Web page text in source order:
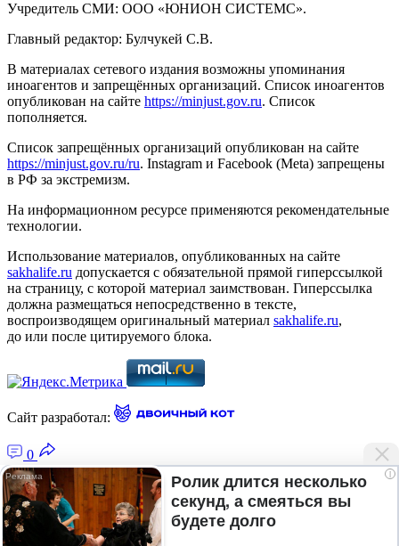
Учредитель СМИ: ООО «ЮНИОН СИСТЕМС».
Главный редактор: Булчукей С.В.
В материалах сетевого издания возможны упоминания
иноагентов и запрещённых организаций. Список иноагентов
опубликован на сайте https://minjust.gov.ru. Список
пополняется.
Список запрещённых организаций опубликован на сайте
https://minjust.gov.ru/ru. Instagram и Facebook (Metа) запрещены
в РФ за экстремизм.
На информационном ресурсе применяются рекомендательные
технологии.
Использование материалов, опубликованных на сайте
sakhalife.ru допускается с обязательной прямой гиперссылкой
на страницу, с которой материал заимствован. Гиперссылка
должна размещаться непосредственно в тексте,
воспроизводящем оригинальный материал sakhalife.ru,
до или после цитируемого блока.
Сайт разработал:
0
Главная — Новости Якутии и мира
Лента новостей
i
Ролик длится несколько
секунд, а смеяться вы
будете долго